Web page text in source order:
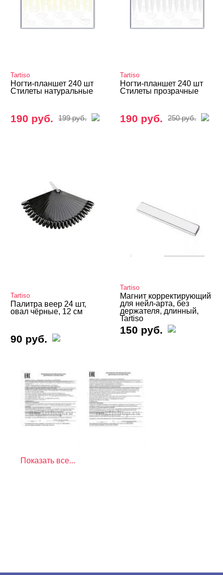
Tartiso
Ногти-планшет 240 шт
Стилеты натуральные
190 руб. 199 руб.
Tartiso
Ногти-планшет 240 шт
Стилеты прозрачные
190 руб. 250 руб.
Tartiso
Палитра веер 24 шт,
овал чёрные, 12 см
90 руб.
Tartiso
Магнит корректирующий
для нейл-арта, без
держателя, длинный,
Tartiso
150 руб.
Показать все...